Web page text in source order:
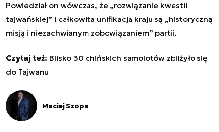
Powiedział on wówczas, że „rozwiązanie kwestii
tajwańskiej” i całkowita unifikacja kraju są „historyczną
misją i niezachwianym zobowiązaniem” partii.
Czytaj też: Blisko 30 chińskich samolotów zbliżyło się
do Tajwanu
Maciej Szopa